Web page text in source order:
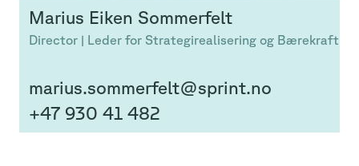
Marius Eiken Sommerfelt
Director | Leder for Strategirealisering og Bærekraft
marius.sommerfelt@sprint.no
+47 930 41 482